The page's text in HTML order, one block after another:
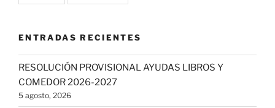
ENTRADAS RECIENTES
RESOLUCIÓN PROVISIONAL AYUDAS LIBROS Y
COMEDOR 2026-2027
5 agosto, 2026